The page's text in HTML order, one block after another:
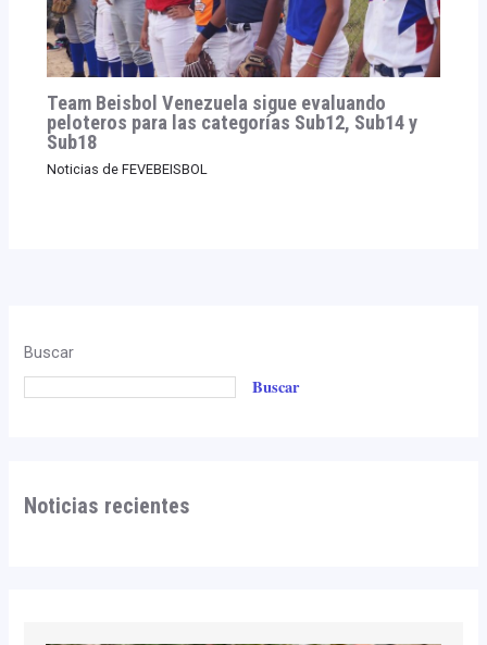
Team Beisbol Venezuela sigue evaluando
peloteros para las categorías Sub12, Sub14 y
Sub18
Noticias de FEVEBEISBOL
Buscar
Buscar
Noticias recientes